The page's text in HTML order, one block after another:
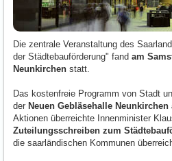
Die zentrale Veranstaltung des
der Städtebauförderung" fand am
Neunkirchen statt.
Das kostenfreie Programm von Stadt
der Neuen Gebläsehalle Neunkirchen
Aktionen überreichte Innenminister
Zuteilungsschreiben zum
die saarländischen Kommunen